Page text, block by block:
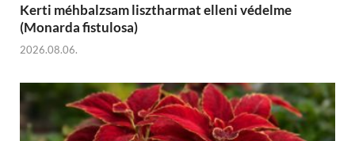
Kerti méhbalzsam lisztharmat elleni védelme
(Monarda fistulosa)
2026.08.06.